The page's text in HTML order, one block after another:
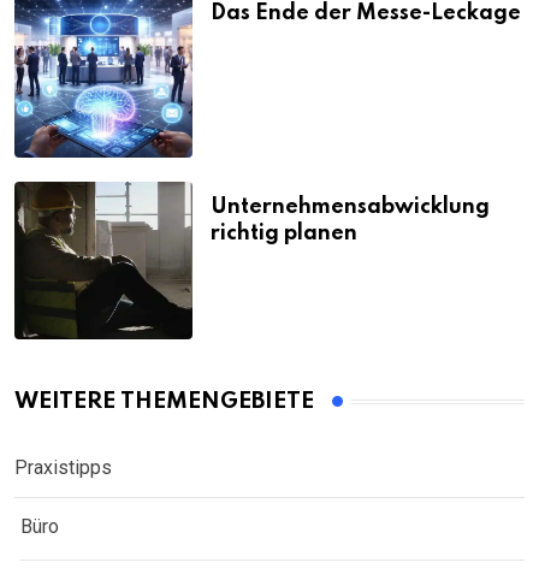
Das Ende der Messe-Leckage
Unternehmensabwicklung
richtig planen
WEITERE THEMENGEBIETE
Praxistipps
Büro